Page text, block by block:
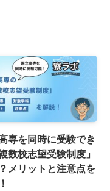
専を同時に受験でき
数校志望受験制度」
メリットと注意点を